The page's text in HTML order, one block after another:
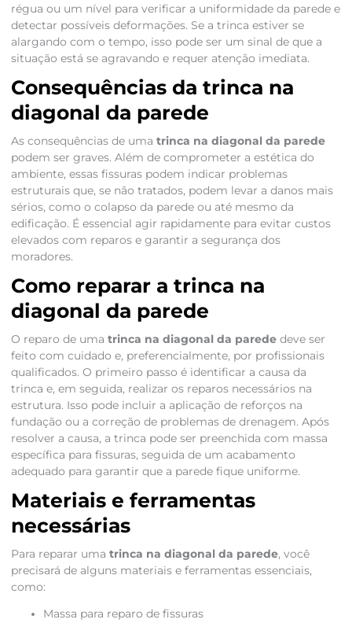
régua ou um nível para verificar a uniformidade da parede e
detectar possíveis deformações. Se a trinca estiver se
alargando com o tempo, isso pode ser um sinal de que a
situação está se agravando e requer atenção imediata.
Consequências da trinca na
diagonal da parede
As consequências de uma trinca na diagonal da parede
podem ser graves. Além de comprometer a estética do
ambiente, essas fissuras podem indicar problemas
estruturais que, se não tratados, podem levar a danos mais
sérios, como o colapso da parede ou até mesmo da
edificação. É essencial agir rapidamente para evitar custos
elevados com reparos e garantir a segurança dos
moradores.
Como reparar a trinca na
diagonal da parede
O reparo de uma trinca na diagonal da parededeve ser
feito com cuidado e, preferencialmente, por profissionais
qualificados. O primeiro passo é identificar a causa da
trinca e, em seguida, realizar os reparos necessários na
estrutura. Isso pode incluir a aplicação de reforços na
fundação ou a correção de problemas de drenagem. Após
resolver a causa, a trinca pode ser preenchida com massa
específica para fissuras, seguida de um acabamento
adequado para garantir que a parede fique uniforme.
Materiais e ferramentas
necessárias
Para reparar uma trinca na diagonal da parede, você
precisará de alguns materiais e ferramentas essenciais,
como:
Massa para reparo de fissuras